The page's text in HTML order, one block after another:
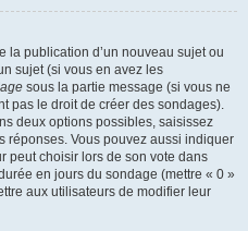
la publication d’un nouveau sujet ou
sujet (si vous en avez les
sous la partie message (si vous ne
pas le droit de créer des sondages).
deux options possibles, saisissez
réponses. Vous pouvez aussi indiquer
peut choisir lors de son vote dans
en jours du sondage (mettre « 0 »
aux utilisateurs de modifier leur